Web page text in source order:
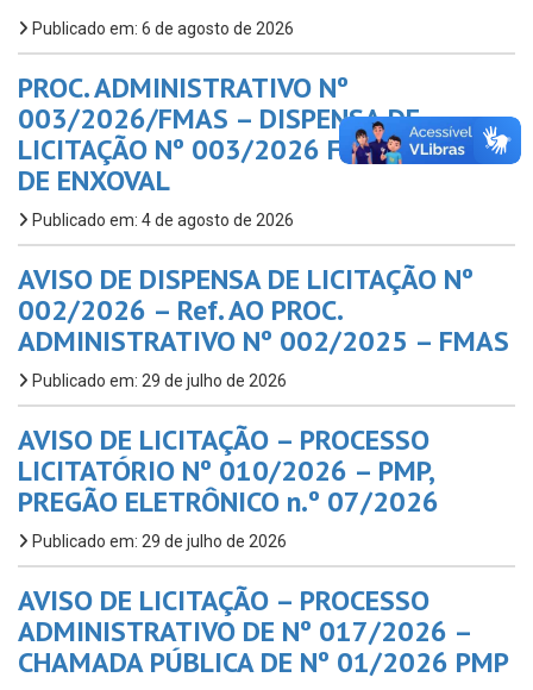
Publicado em: 6 de agosto de 2026
PROC. ADMINISTRATIVO Nº
003/2026/FMAS – DISPENSA DE
LICITAÇÃO Nº 003/2026 FMAS – KITS
DE ENXOVAL
Publicado em: 4 de agosto de 2026
AVISO DE DISPENSA DE LICITAÇÃO Nº
002/2026 – Ref. AO PROC.
ADMINISTRATIVO Nº 002/2025 – FMAS
Publicado em: 29 de julho de 2026
AVISO DE LICITAÇÃO – PROCESSO
LICITATÓRIO Nº 010/2026 – PMP,
PREGÃO ELETRÔNICO n.º 07/2026
Publicado em: 29 de julho de 2026
AVISO DE LICITAÇÃO – PROCESSO
ADMINISTRATIVO DE Nº 017/2026 –
CHAMADA PÚBLICA DE Nº 01/2026 PMP